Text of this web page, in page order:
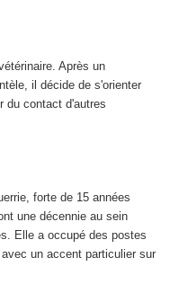
Après un
il décide de s'orienter
du contact d'autres
forte de 15 années
une décennie au sein
Elle a occupé des postes
un accent particulier sur